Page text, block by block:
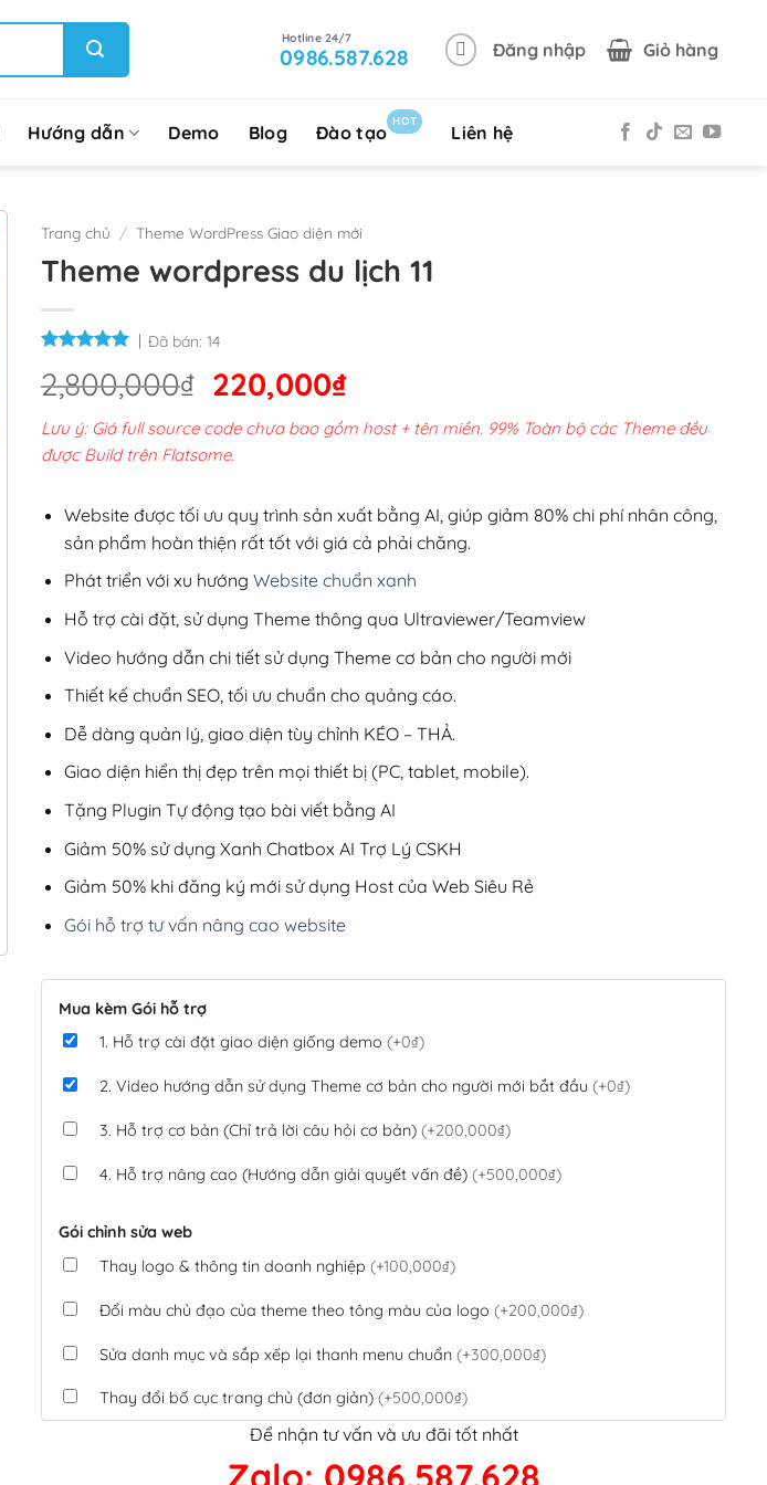
0986.587.628 Đăng nhập Giỏ hàng
Hướng dẫn Demo Blog Đào tạo
HOT
Liên hệ
Trang chủ / Theme WordPress Giao diện mới
Theme wordpress du lịch 11
Đã bán: 14
2,800,000₫ Giá
gốc
là:
220,000₫Giá
hiện
tại
220,000₫.
Lưu ý: Giá full source code chưa bao gồm host + tên miền. 99% Toàn bộ các Theme đều
được Build trên Flatsome.
Website được tối ưu quy trình sản xuất bằng AI, giúp giảm 80% chi phí nhân công,
sản phẩm hoàn thiện rất tốt với giá cả phải chăng.
Phát triển với xu hướng Website chuẩn xanh
Hỗ trợ cài đặt, sử dụng Theme thông qua Ultraviewer/Teamview
Video hướng dẫn chi tiết sử dụng Theme cơ bản cho người mới
Thiết kế chuẩn SEO, tối ưu chuẩn cho quảng cáo.
Dễ dàng quản lý, giao diện tùy chỉnh KÉO – THẢ.
Giao diện hiển thị đẹp trên mọi thiết bị (PC, tablet, mobile).
Tặng Plugin Tự động tạo bài viết bằng AI
Giảm 50% sử dụng Xanh Chatbox AI Trợ Lý CSKH
Giảm 50% khi đăng ký mới sử dụng Host của Web Siêu Rẻ
Gói hỗ trợ tư vấn nâng cao website
Mua kèm Gói hỗ trợ
1. Hỗ trợ cài đặt giao diện giống demo (+0₫)
2. Video hướng dẫn sử dụng Theme cơ bản cho người mới bắt đầu (+0₫)
3. Hỗ trợ cơ bản (Chỉ trả lời câu hỏi cơ bản) (+200,000₫)
4. Hỗ trợ nâng cao (Hướng dẫn giải quyết vấn đề) (+500,000₫)
Gói chỉnh sửa web
Thay logo & thông tin doanh nghiệp (+100,000₫)
Đổi màu chủ đạo của theme theo tông màu của logo (+200,000₫)
Sửa danh mục và sắp xếp lại thanh menu chuẩn (+300,000₫)
Thay đổi bố cục trang chủ (đơn giản) (+500,000₫)
Tích hợp thanh toán QR Code ngân hàng(+100,000₫)
Để nhận tư vấn và ưu đãi tốt nhất
Zalo: 0986.587.628